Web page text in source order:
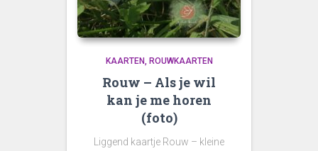
KAARTEN ROUWKAARTEN
Rouw – Als je wil
kan je me horen
(foto)
Liggend kaartje Rouw – kleine